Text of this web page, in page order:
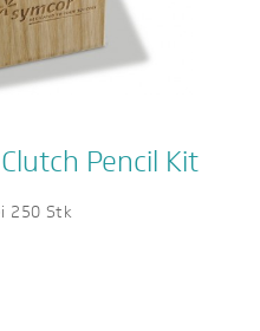
Pencil Kit
250 Stk